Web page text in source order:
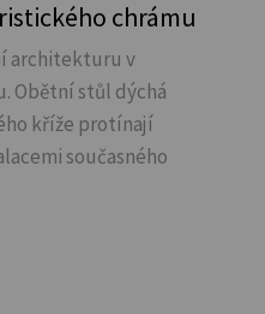
chrámu
architekturu v
Obětní stůl dýchá
kříže protínají
současného